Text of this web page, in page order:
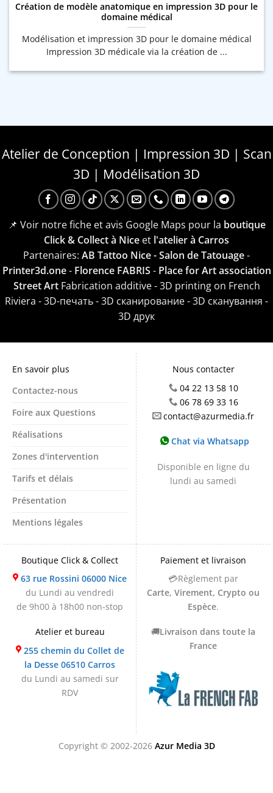
Création de modèle anatomique en impression 3D pour le
domaine médical
Modélisation et impression 3D pour le domaine médical
Impression 3D médicale via la création de ...
Atelier de Conception | Impression 3D | Scan
3D | Modélisation 3D
📌 Voir notre fiche et avis Google Maps pour la boutique
Click & Collect à Nice et l'atelier à Carros
Partenaires: AB Tattoo Nice - Salon de Tatouage-
Printer3d.one- Florence FABRIS - Place for Art association
Street ArtFabrication additive - 3D printing on French
Riviera - 3D-печать - 3D сканирование - 3D сканування -
3D друк
En savoir plus
Contactez-nous
Foire aux Questions
Réalisations
Zones d'intervention
Tarifs et délais
Présentation
Mentions légales
Nous contacter
04 22 13 58 10
06 78 69 33 16
contact@azurmedia.fr
Chat via Whatsapp
Disponible en ligne du
lundi au samedi
Boutique Click & Collect
63 rue Rossini 06000 Nice
du Lundi au vendredi
de 9h00 à 18h00 non-stop
Atelier et bureau
255 chemin du Collet de
la Desse 06510 Carros
du Lundi au samedi sur
RDV
Paiement et livraison
💳Règlement par
Carte, Virement, Crypto ou
Espèce.
🚚Livraison dans toute la
France
Copyright © 2002-2026 Azur Media 3D